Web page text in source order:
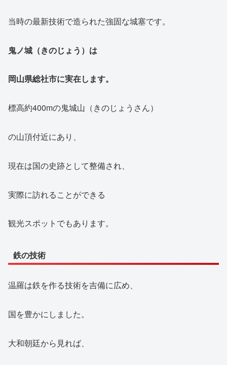
当時の最新技術で造られた強固な城塞です。
鬼ノ城（きのじょう）は
岡山県総社市に実在します。
標高約400mの鬼城山（きのじょうさん）
の山頂付近にあり、
現在は国の史跡として整備され、
実際に訪れることができる
観光スポットでもあります。
鉄の技術
温羅は鉄を作る技術を吉備に広め、
国を豊かにしました。
大和朝廷から見れば、